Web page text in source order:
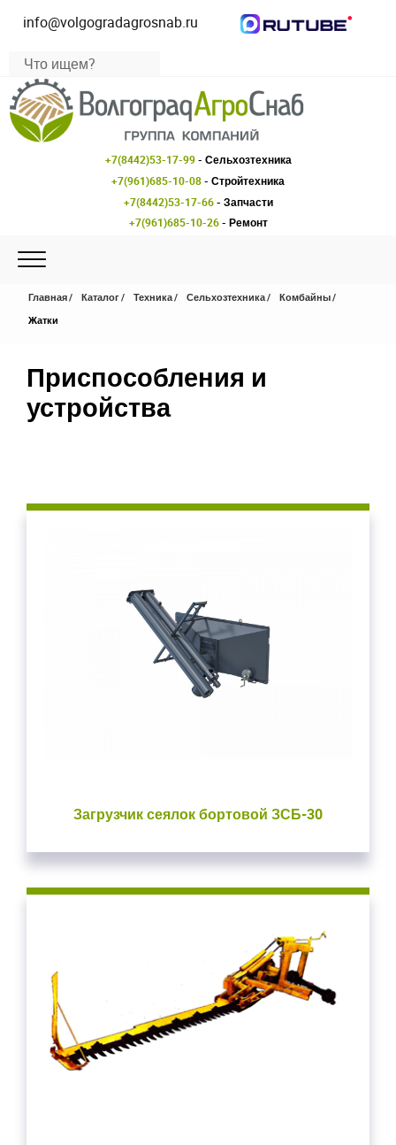
info@volgogradagrosnab.ru
+7(8442)53-17-99- Сельхозтехника
+7(961)685-10-08- Стройтехника
+7(8442)53-17-66- Запчасти
+7(961)685-10-26- Ремонт
Главная Каталог Техника Сельхозтехника
Комбайны
Жатки
Приспособления и
устройства
Загрузчик сеялок бортовой ЗСБ-30